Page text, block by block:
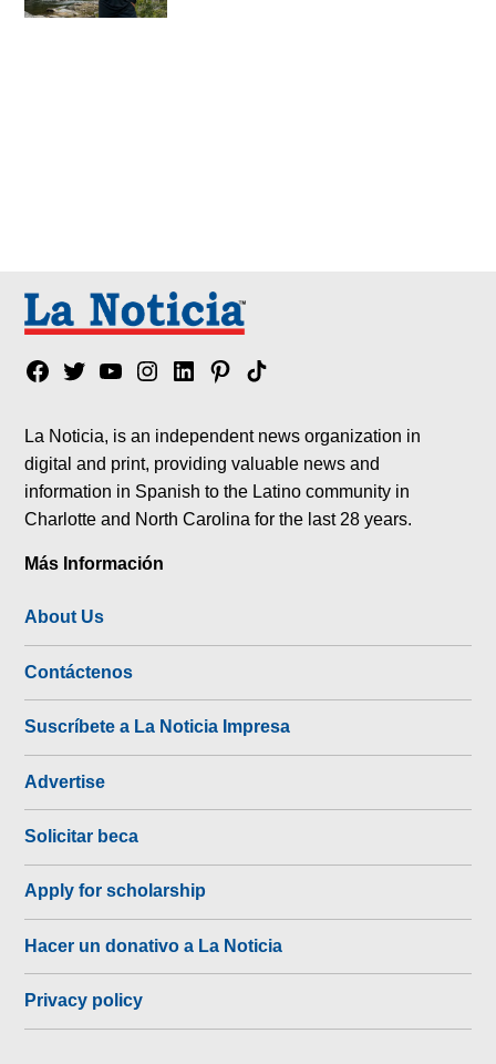
Facebook
TwitterYouTubeInstagram
LinkedinPinterest
Tik
La Noticia, is an independent news organization in
digital and print, providing valuable news and
information in Spanish to the Latino community in
Charlotte and North Carolina for the last 28 years.
Más Información
About Us
Contáctenos
Suscríbete a La Noticia Impresa
Advertise
Solicitar beca
Apply for scholarship
Hacer un donativo a La Noticia
Privacy policy